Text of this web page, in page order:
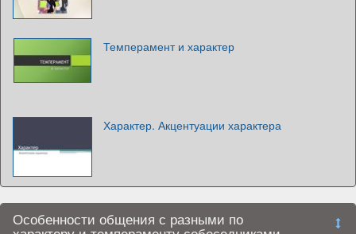
Темперамент и характер
Характер. Акцентуации характера
Особенности общения с разными по